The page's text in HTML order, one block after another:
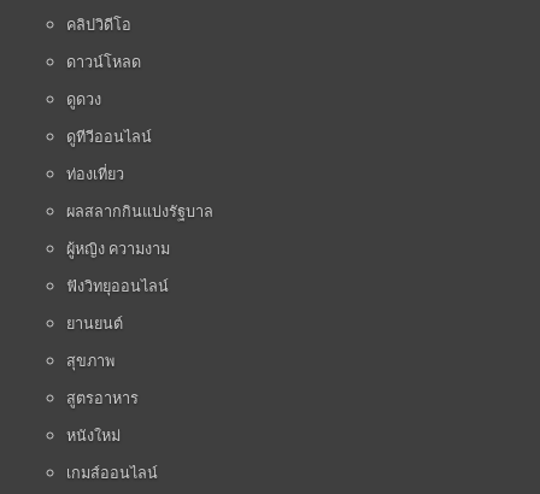
คลิปวิดีโอ
ดาวน์โหลด
ดูดวง
ดูทีวีออนไลน์
ท่องเที่ยว
ผลสลากกินแบ่งรัฐบาล
ผู้หญิง ความงาม
ฟังวิทยุออนไลน์
ยานยนต์
สุขภาพ
สูตรอาหาร
หนังใหม่
เกมส์ออนไลน์